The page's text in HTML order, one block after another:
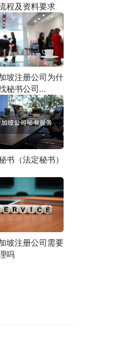
程及资料要求
坡注册公司为什
秘书公司
）
书（法定秘书）
坡注册公司需要
吗